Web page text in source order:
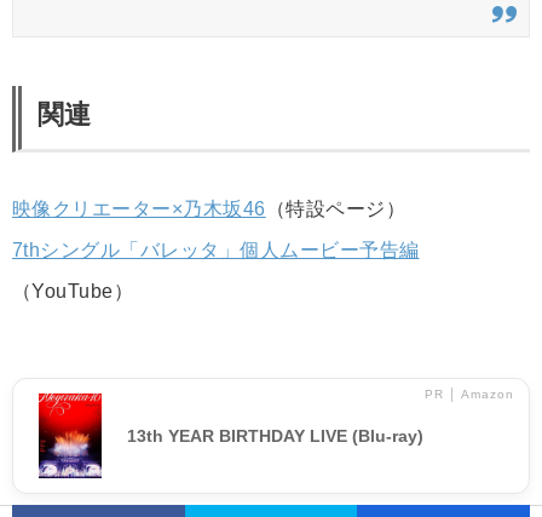
関連
映像クリエーター×乃木坂46 （特設ページ）
7thシングル「バレッタ」個人ムービー予告編
（YouTube）
PR │ Amazon
13th YEAR BIRTHDAY LIVE (Blu-ray)